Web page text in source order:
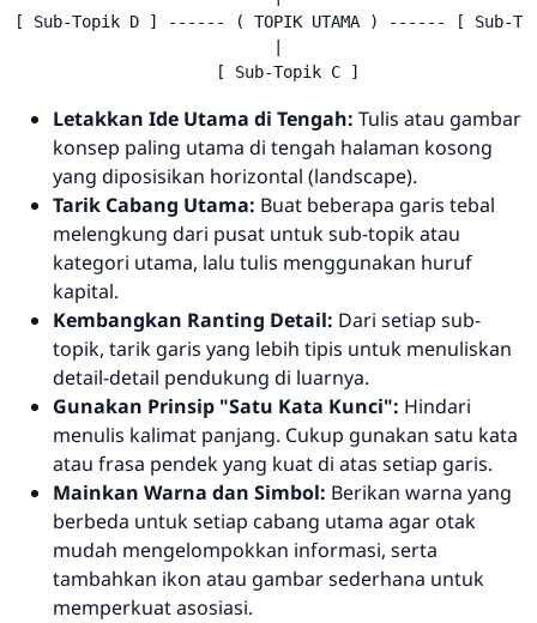
[ Sub-Topik D ] ------ ( TOPIK UTAMA ) ------ [ Sub-
Letakkan Ide Utama di Tengah: Tulis atau gambar
konsep paling utama di tengah halaman kosong
yang diposisikan horizontal (landscape).
Tarik Cabang Utama: Buat beberapa garis tebal
melengkung dari pusat untuk sub-topik atau
kategori utama, lalu tulis menggunakan huruf
kapital.
Kembangkan Ranting Detail: Dari setiap sub-
topik, tarik garis yang lebih tipis untuk menuliskan
detail-detail pendukung di luarnya.
Gunakan Prinsip "Satu Kata Kunci": Hindari
menulis kalimat panjang. Cukup gunakan satu kata
atau frasa pendek yang kuat di atas setiap garis.
Mainkan Warna dan Simbol: Berikan warna yang
berbeda untuk setiap cabang utama agar otak
mudah mengelompokkan informasi, serta
tambahkan ikon atau gambar sederhana untuk
memperkuat asosiasi.